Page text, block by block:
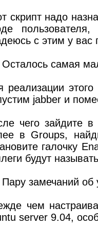
скрипт надо
с этим у вас
Осталось самая
реализации этого
jabber и
чего зайдите
в Groups,
галочку
будут
замечаний об
чем
server 9.04,